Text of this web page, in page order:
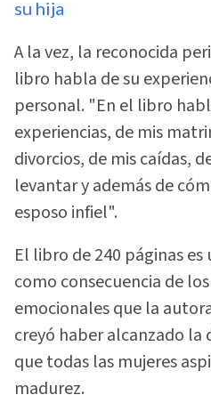
su hija
A la vez, la reconocida
libro habla de su
personal. "En el libro
experiencias, de mis
divorcios, de mis caídas,
levantar y además de
esposo infiel".
El libro de 240 páginas
como consecuencia de
emocionales que la
creyó haber alcanzado la
que todas las mujeres
madurez.